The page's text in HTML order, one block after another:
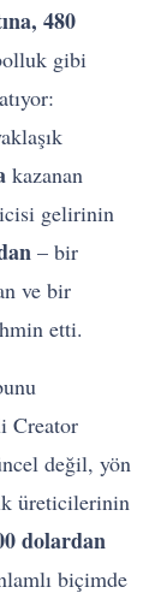
480
gibi
kazanan
gelirinin
– bir
ve bir
etti.
Creator
değil, yön
üreticilerinin
dolardan
biçimde